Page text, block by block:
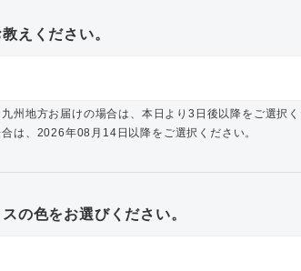
えください。
州地方お届けの場合は、本日より3日後以降をご選択く
は、2026年08月14日以降をご選択ください。
の色をお選びください。